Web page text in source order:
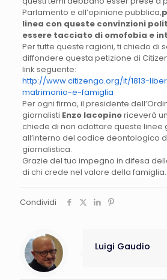
Parlamento e all’opinione pubblica,
linea con queste convinzioni
essere tacciato di omofobia e
Per tutte queste ragioni, ti chiedo di
diffondere questa petizione di
link seguente:
http://www.citizengo.org/it/1813-
matrimonio-e-famiglia
Per ogni firma, il presidente
giornalisti Enzo Iacopinoriceverà
chiede di non adottare queste linee
all’interno del codice deontologico
giornalistica.
Grazie del tuo impegno in difesa
di chi crede nel valore della famiglia.
Condividi
Luigi Gaudio